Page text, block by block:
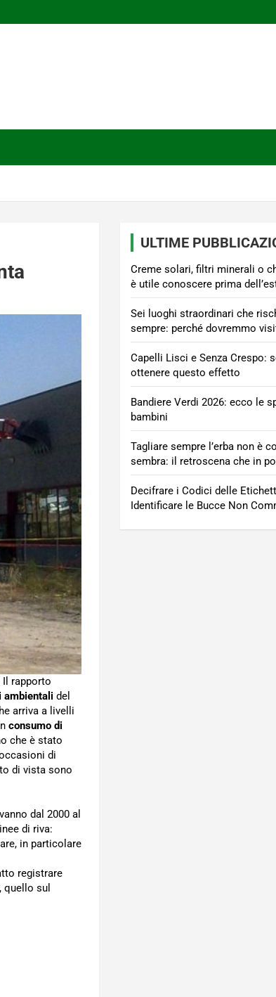
Il rapporto
ambientali del
arriva a livelli
consumo di
che è stato
di
di vista sono
dal 2000 al
di riva:
in particolare
registrare
quello sul
ULTIME
Creme solari, filtri minerali o
è utile conoscere prima
Sei luoghi straordinari che
sempre: perché dovremmo
Capelli Lisci e Senza Crespo:
ottenere questo effetto
Bandiere Verdi 2026: ecco le
bambini
Tagliare sempre l’erba non è
sembra: il retroscena che in
Decifrare i Codici delle
Identificare le Bucce Non